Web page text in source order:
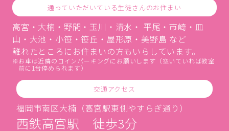
通っていただいている生徒さんのお住まい
高宮・大楠・野間・玉川・清水・ 平尾・市崎・皿
山・大池・小笹・笹丘・屋形原・美野島 など
離れたところにお住まいの方もいらしています。
お車は近隣のコインパーキングにお願いします（空いていれば教室
前に1台停められます）
交通アクセス
福岡市南区大楠（高宮駅東側やすらぎ通り）
西鉄高宮駅 徒歩3分